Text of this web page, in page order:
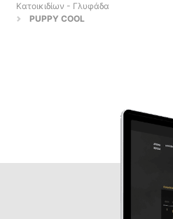
Κατοικιδίων - Γλυφάδα
PUPPY COOL